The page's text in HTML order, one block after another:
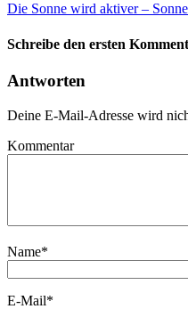
Die Sonne wird aktiver –
Schreibe den ersten
Antworten
Deine E-Mail-Adresse wird
Kommentar
Name*
E-Mail*